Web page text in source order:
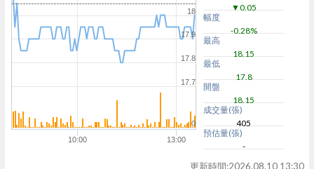
10:00 13:00
17.7
17.8
17.9
18
0
▼0.05
幅度
-0.28%
最高
18.15
最低
17.8
開盤
18.15
成交量(張)
405
預估量(張)
-
更新時間:2026.08.10 13:30